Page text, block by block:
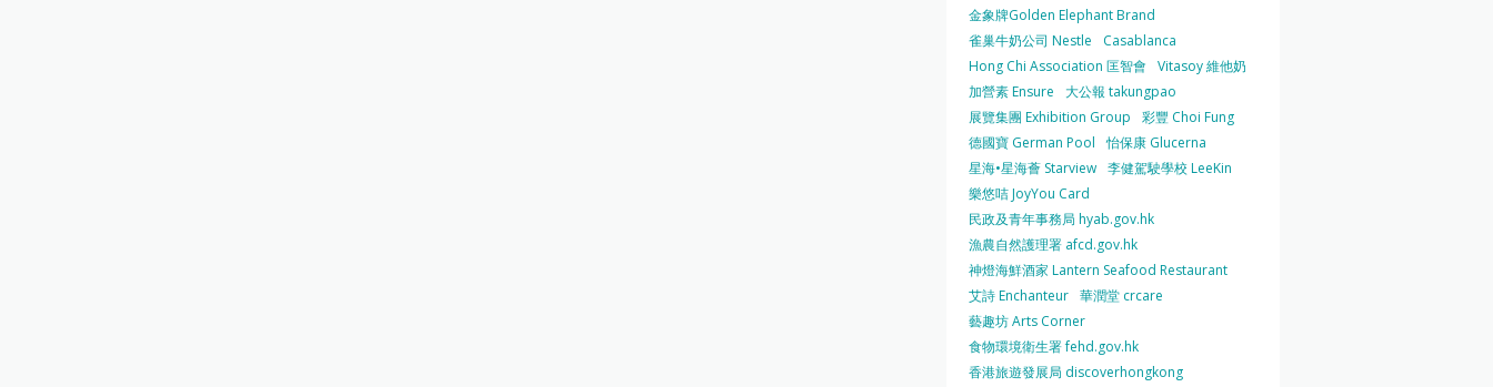
金象牌Golden Elephant Brand
雀巢牛奶公司 Nestle
Casablanca
Hong Chi Association 匡智會
Vitasoy 維他奶
加營素 Ensure
大公報 takungpao
展覽集團 Exhibition Group
彩豐 Choi Fung
德國寶 German Pool
怡保康 Glucerna
星海•星海薈 Starview 李健駕駛學校 LeeKin
樂悠咭 JoyYou Card
民政及青年事務局 hyab.gov.hk
漁農自然護理署 afcd.gov.hk
神燈海鮮酒家 Lantern Seafood Restaurant
艾詩 Enchanteur 華潤堂 crcare
藝趣坊 Arts Corner
食物環境衛生署 fehd.gov.hk
香港旅遊發展局 discoverhongkong